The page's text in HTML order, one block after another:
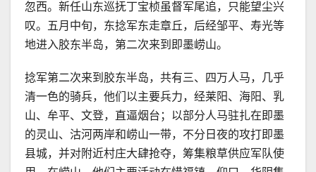
忽西。新任山东巡抚丁宝桢虽督军尾追，只能望尘兴
叹。五月中旬，东捻军东走章丘，后经邹平、寿光等
地进入胶东半岛，第二次来到即墨崂山。
捻军第二次来到胶东半岛，共有三、四万人马，几乎
清一色的骑兵，他们以主要兵力，经莱阳、海阳、乳
山、牟平、文登，直逼烟台；以部分人马驻扎在即墨
的灵山、沽河两岸和崂山一带，不分日夜的攻打即墨
县城，并对附近村庄大肆抢夺，筹集粮草供应军队使